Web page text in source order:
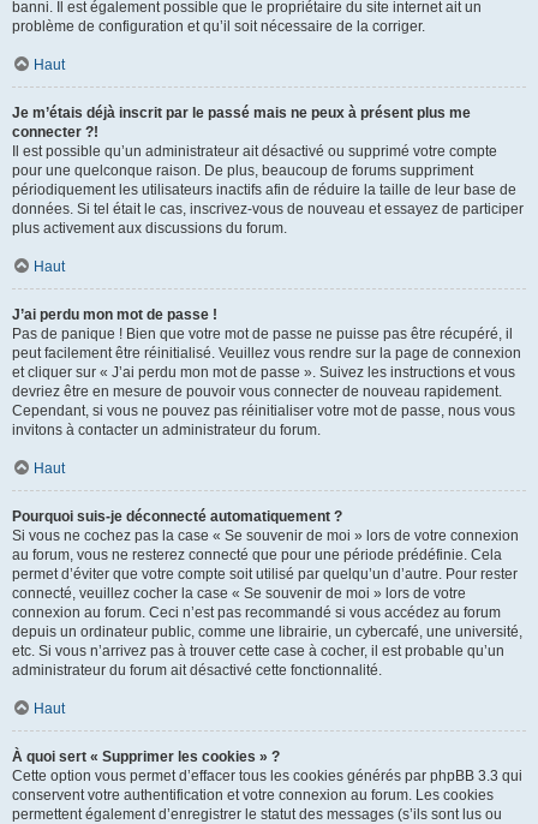
banni. Il est également possible que le propriétaire du site internet ait un
problème de configuration et qu’il soit nécessaire de la corriger.
Haut
Je m’étais déjà inscrit par le passé mais ne peux à présent plus me
connecter ?!
Il est possible qu’un administrateur ait désactivé ou supprimé votre compte
pour une quelconque raison. De plus, beaucoup de forums suppriment
périodiquement les utilisateurs inactifs afin de réduire la taille de leur base de
données. Si tel était le cas, inscrivez-vous de nouveau et essayez de participer
plus activement aux discussions du forum.
Haut
J’ai perdu mon mot de passe !
Pas de panique ! Bien que votre mot de passe ne puisse pas être récupéré, il
peut facilement être réinitialisé. Veuillez vous rendre sur la page de connexion
et cliquer sur « J’ai perdu mon mot de passe ». Suivez les instructions et vous
devriez être en mesure de pouvoir vous connecter de nouveau rapidement.
Cependant, si vous ne pouvez pas réinitialiser votre mot de passe, nous vous
invitons à contacter un administrateur du forum.
Haut
Pourquoi suis-je déconnecté automatiquement ?
Si vous ne cochez pas la case « Se souvenir de moi » lors de votre connexion
au forum, vous ne resterez connecté que pour une période prédéfinie. Cela
permet d’éviter que votre compte soit utilisé par quelqu’un d’autre. Pour rester
connecté, veuillez cocher la case « Se souvenir de moi » lors de votre
connexion au forum. Ceci n’est pas recommandé si vous accédez au forum
depuis un ordinateur public, comme une librairie, un cybercafé, une université,
etc. Si vous n’arrivez pas à trouver cette case à cocher, il est probable qu’un
administrateur du forum ait désactivé cette fonctionnalité.
Haut
À quoi sert « Supprimer les cookies » ?
Cette option vous permet d’effacer tous les cookies générés par phpBB 3.3 qui
conservent votre authentification et votre connexion au forum. Les cookies
permettent également d’enregistrer le statut des messages (s’ils sont lus ou